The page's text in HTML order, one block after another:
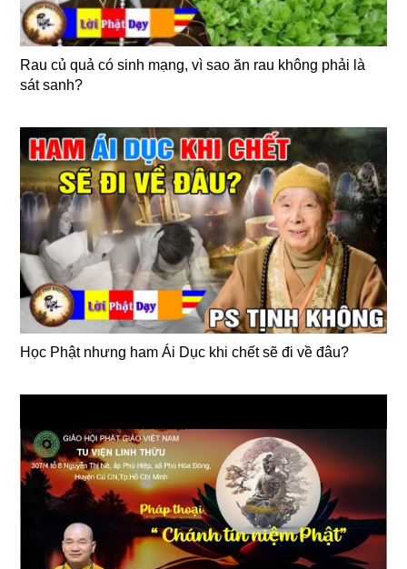
Rau củ quả có sinh mạng, vì sao ăn rau không phải là
sát sanh?
Học Phật nhưng ham Ái Dục khi chết sẽ đi về đâu?